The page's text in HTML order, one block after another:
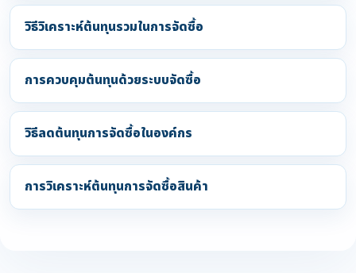
วิธีวิเคราะห์ต้นทุนรวมในการจัดซื้อ
การควบคุมต้นทุนด้วยระบบจัดซื้อ
วิธีลดต้นทุนการจัดซื้อในองค์กร
การวิเคราะห์ต้นทุนการจัดซื้อสินค้า